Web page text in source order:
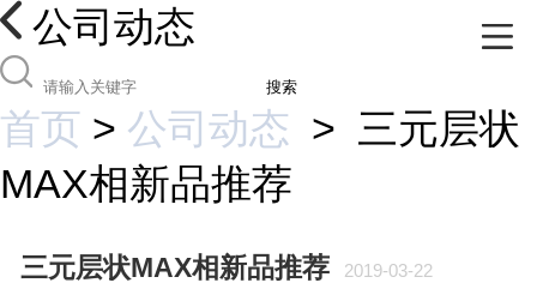
公司动态
搜索
首页 > 公司动态 > 三元层状
MAX相新品推荐
三元层状MAX相新品推荐 2019-03-22